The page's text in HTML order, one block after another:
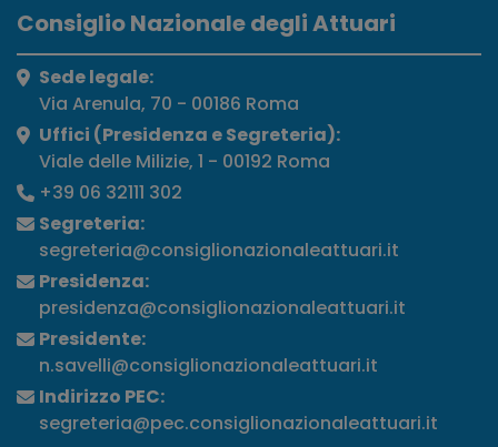
Consiglio Nazionale degli Attuari
Sede legale:
Via Arenula, 70 - 00186 Roma
Uffici (Presidenza e Segreteria):
Viale delle Milizie, 1 - 00192 Roma
+39 06 32111 302
Segreteria:
segreteria@consiglionazionaleattuari.it
Presidenza:
presidenza@consiglionazionaleattuari.it
Presidente:
n.savelli@consiglionazionaleattuari.it
Indirizzo PEC:
segreteria@pec.consiglionazionaleattuari.it